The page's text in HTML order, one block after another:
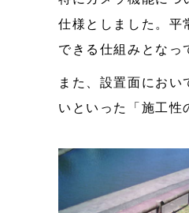
仕様としました。平
できる仕組みとなっ
また、設置面にお
いといった「施工性